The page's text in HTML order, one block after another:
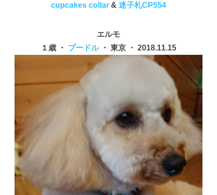
cupcakes collar & 迷子札CP554
エルモ
１歳 ・ プードル・ 東京 ・ 2018.11.15